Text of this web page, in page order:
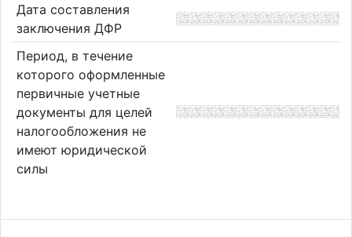
Дата составления
заключения ДФР
Период, в течение
которого оформленные
первичные учетные
документы для целей
налогообложения не
имеют юридической
силы